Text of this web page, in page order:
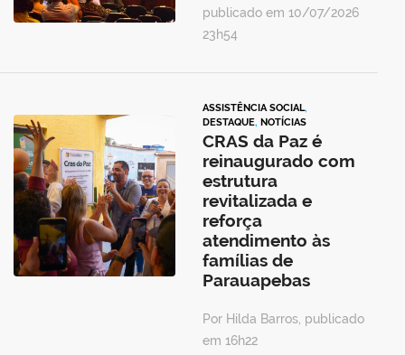
publicado em 10/07/2026
23h54
ASSISTÊNCIA SOCIAL,
DESTAQUE, NOTÍCIAS
CRAS da Paz é
reinaugurado com
estrutura
revitalizada e
reforça
atendimento às
famílias de
Parauapebas
Por Hilda Barros, publicado
em 16h22